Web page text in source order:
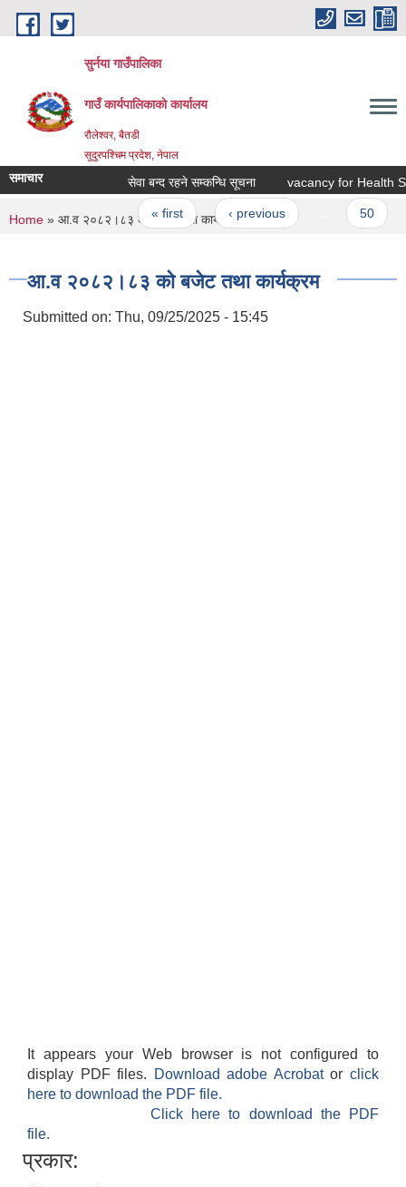
Skip to main content
सुर्नया गाउँपालिका
गाउँ कार्यपालिकाकाे कार्यालय
रौलेश्वर, बैतडी
सुदुरपश्चिम प्रदेश, नेपाल
समाचार सेवा बन्द रहने सम्कन्धि सूचना vacancy for Health
Pages
« first ‹ previous 50
You are here
Home » आ.व २०८२।८३ काे बजेट तथा कार्यक्रम
आ.व २०८२।८३ काे बजेट तथा कार्यक्रम
Submitted on: Thu, 09/25/2025 - 15:45
It appears your Web browser is not configured to
display PDF files.
Download adobe Acrobatorclick
here to download the PDF file.
Click here to download the PDF
file.
प्रकार: